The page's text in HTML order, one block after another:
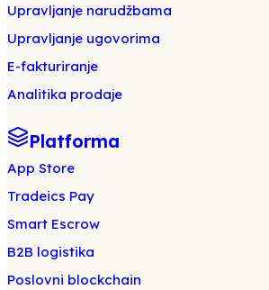
Upravljanje narudžbama
Upravljanje ugovorima
E-fakturiranje
Analitika prodaje
Platforma
App Store
Tradeics Pay
Smart Escrow
B2B logistika
Poslovni blockchain